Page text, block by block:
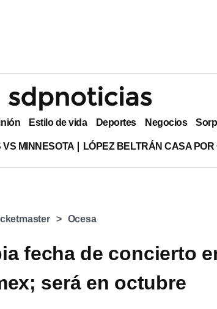
Estilo de vida Deportes Negocios
VS MINNESOTA LÓPEZ BELTRÁN CASA
Ocesa
fecha de concierto
será en octubre